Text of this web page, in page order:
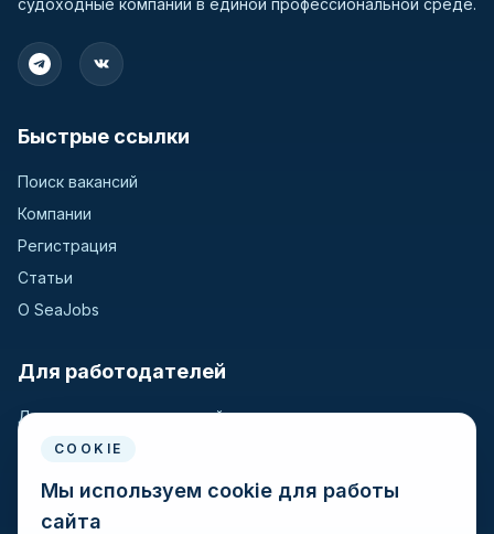
судоходные компании в единой профессиональной среде.
Быстрые ссылки
Поиск вакансий
Компании
Регистрация
Статьи
О SeaJobs
Для работодателей
Для крюинговых компаний
Разместить вакансию
Поиск кандидатов
COOKIE
Мы используем cookie для работы
сайта